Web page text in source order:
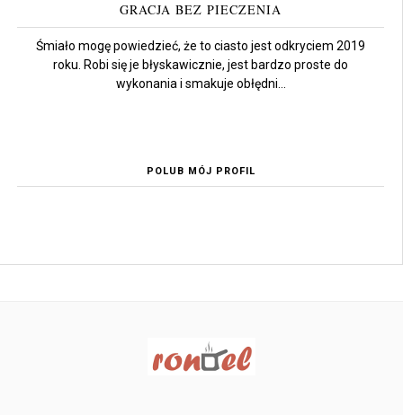
GRACJA BEZ PIECZENIA
Śmiało mogę powiedzieć, że to ciasto jest odkryciem 2019
roku. Robi się je błyskawicznie, jest bardzo proste do
wykonania i smakuje obłędni...
POLUB MÓJ PROFIL